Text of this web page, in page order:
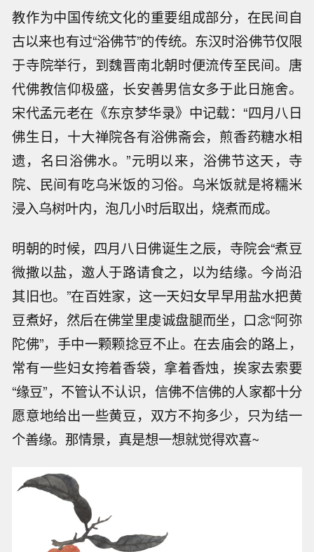
教作为中国传统文化的重要组成部分，在民间自
古以来也有过“浴佛节”的传统。东汉时浴佛节仅限
于寺院举行，到魏晋南北朝时便流传至民间。唐
代佛教信仰极盛，长安善男信女多于此日施舍。
宋代孟元老在《东京梦华录》中记载：“四月八日
佛生日，十大禅院各有浴佛斋会，煎香药糖水相
遗，名曰浴佛水。”元明以来，浴佛节这天，寺
院、民间有吃乌米饭的习俗。乌米饭就是将糯米
浸入乌树叶内，泡几小时后取出，烧煮而成。
明朝的时候，四月八日佛诞生之辰，寺院会“煮豆
微撒以盐，邀人于路请食之，以为结缘。今尚沿
其旧也。”在百姓家，这一天妇女早早用盐水把黄
豆煮好，然后在佛堂里虔诚盘腿而坐，口念“阿弥
陀佛”，手中一颗颗捻豆不止。在去庙会的路上，
常有一些妇女挎着香袋，拿着香烛，挨家去索要
“缘豆”，不管认不认识，信佛不信佛的人家都十分
愿意地给出一些黄豆，双方不拘多少，只为结一
个善缘。那情景，真是想一想就觉得欢喜~